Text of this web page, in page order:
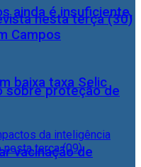
ainda é insuficiente,
baixa taxa Selic
vacinação de
nesta terça (30)
Campos
sobre proteção de